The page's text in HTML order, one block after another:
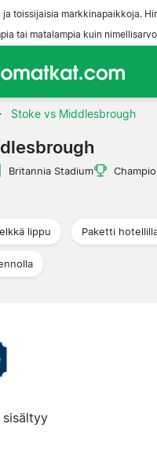
ja toissijaisia markkinapaikkoja.
tai matalampia kuin
Stoke vs Middlesbrough
Britannia Stadium
lippu Paketti